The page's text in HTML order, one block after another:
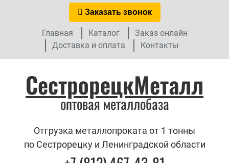
Заказать звонок
Главная Каталог
Заказ онлайн
Доставка и оплата
Контакты
СестрорецкМеталл
оптовая металлобаза
Отгрузка металлопроката от 1 тонны
по Сестрорецку и Ленинградской области